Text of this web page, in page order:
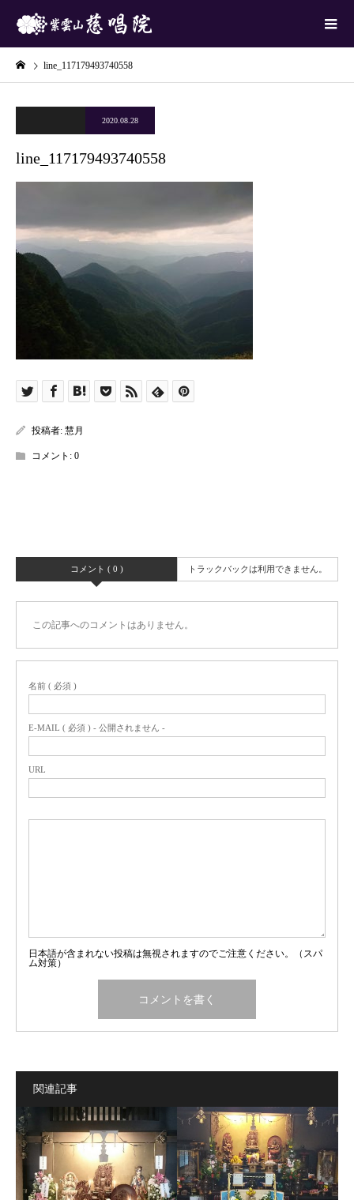
line_117179493740558
2020.08.28
line_117179493740558
投稿者: 慧月
コメント: 0
コメント ( 0 ) トラックバックは利用できません。
この記事へのコメントはありません。
名前 ( 必須 )
E-MAIL ( 必須 ) - 公開されません -
URL
日本語が含まれない投稿は無視されますのでご注意ください。（スパ
ム対策）
関連記事